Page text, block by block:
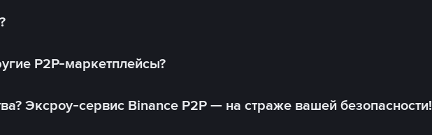
P2P-маркетплейсы?
Эксроу-сервис Binance P2P — на страже вашей безопасности!